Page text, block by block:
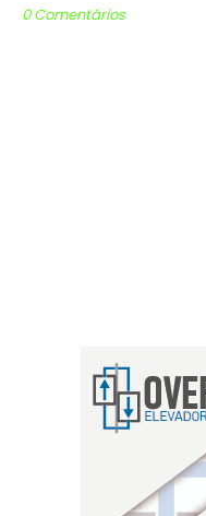
0 Comentários